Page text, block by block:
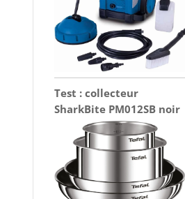
Test : collecteur
SharkBite PM012SB noir